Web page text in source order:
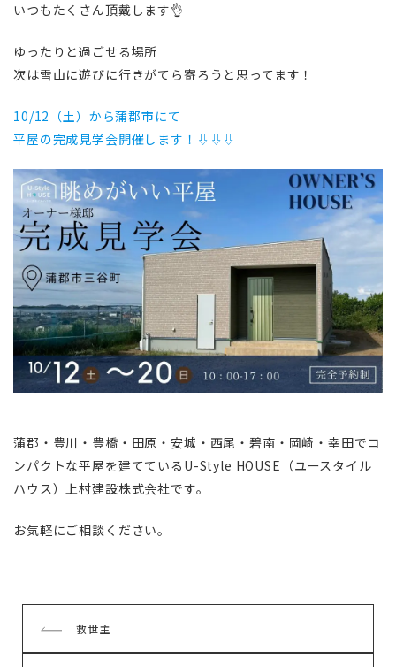
いつもたくさん頂戴します👌
ゆったりと過ごせる場所
次は雪山に遊びに行きがてら寄ろうと思ってます！
10/12（土）から蒲郡市にて
平屋の完成見学会開催します！⇩⇩⇩
蒲郡・豊川・豊橋・田原・安城・西尾・碧南・岡崎・幸田でコ
ンパクトな平屋を建てているU-Style HOUSE（ユースタイル
ハウス）上村建設株式会社です。
お気軽にご相談ください。
前
救世主